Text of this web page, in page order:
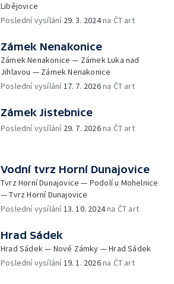
Libějovice
Poslední vysílání 29. 3. 2024na ČT art
Zámek Nenakonice
Zámek Nenakonice — Zámek Luka nad
Jihlavou — Zámek Nenakonice
Poslední vysílání17. 7. 2026na ČT art
Zámek Jistebnice
Poslední vysílání 29. 7. 2026na ČT art
Vodní tvrz Horní Dunajovice
Tvrz Horní Dunajovice — Podolí u Mohelnice
— Tvrz Horní Dunajovice
Poslední vysílání13. 10. 2024na ČT art
Hrad Sádek
Hrad Sádek — Nové Zámky — Hrad Sádek
Poslední vysílání19. 1. 2026na ČT art